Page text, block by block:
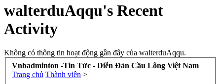
walterduAqqu's Recent
Activity
Không có thông tin hoạt động gần đây của walterduAqqu.
Vnbadminton -Tin Tức - Diễn Đàn Cầu Lông Việt Nam
Trang chủ Thành viên >